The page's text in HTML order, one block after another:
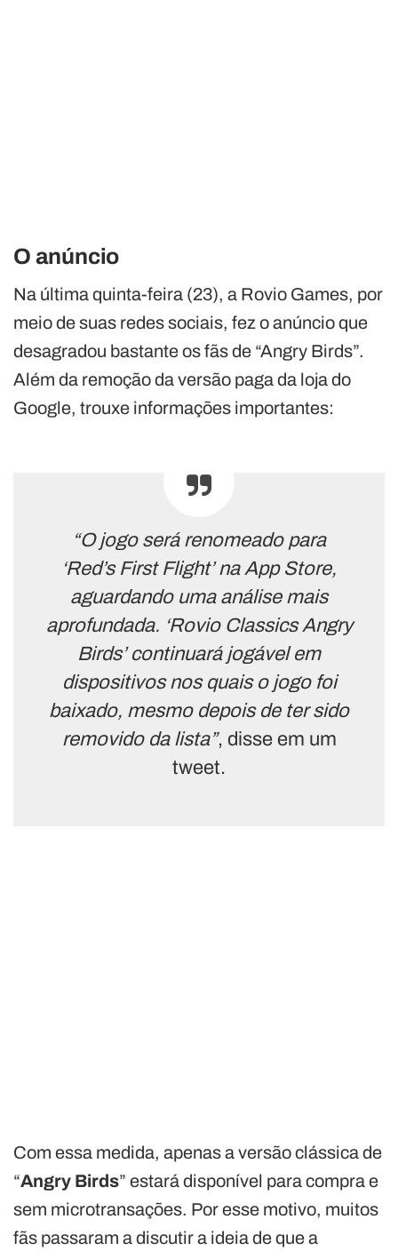
O anúncio
Na última quinta-feira (23), a Rovio Games, por
meio de suas redes sociais, fez o anúncio que
desagradou bastante os fãs de “Angry Birds”.
Além da remoção da versão paga da loja do
Google, trouxe informações importantes:
“O jogo será renomeado para
‘Red’s First Flight’ na App Store,
aguardando uma análise mais
aprofundada. ‘Rovio Classics Angry
Birds’ continuará jogável em
dispositivos nos quais o jogo foi
baixado, mesmo depois de ter sido
removido da lista”, disse em um
tweet.
Com essa medida, apenas a versão clássica de
“Angry Birds” estará disponível para compra e
sem microtransações. Por esse motivo, muitos
fãs passaram a discutir a ideia de que a